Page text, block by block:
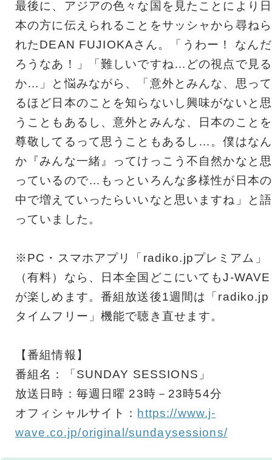
最後に、アジアの色々な国を見たことにより日
本の方に伝えられることをサッシャから尋ねら
れたDEAN FUJIOKAさん。「うわー！ なんだ
ろうなあ！」「難しいですね…どの視点で見る
か…」と悩みながら、「意外とみんな、思って
るほど日本のことを知らないし興味がないと思
うこともあるし、意外とみんな、日本のことを
尊敬してるって思うこともあるし…。僕はなん
か『みんな一緒』ってけっこう不自然かなと思
っているので…もっといろんな多様性が日本の
中で増えていったらいいなと思いますね」と語
っていました。
※PC・スマホアプリ「radiko.jpプレミアム」
（有料）なら、日本全国どこにいてもJ-WAVE
が楽しめます。番組放送後1週間は「radiko.jp
タイムフリー」機能で聴き直せます。
【番組情報】
番組名：「SUNDAY SESSIONS」
放送日時：毎週日曜 23時－23時54分
オフィシャルサイト： https://www.j-
wave.co.jp/original/sundaysessions/